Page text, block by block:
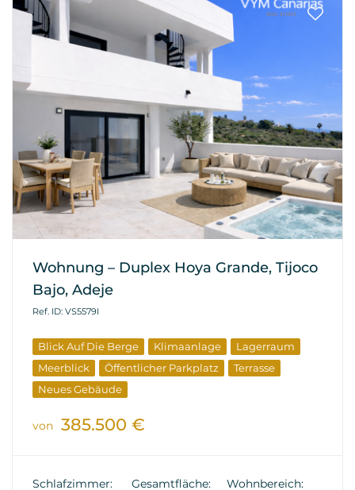
Wohnung – Duplex Hoya Grande, Tijoco
Bajo, Adeje
Ref. ID: VS5579I
Blick Auf Die Berge Klimaanlage
Lagerraum
Meerblick
Öffentlicher Parkplatz
Terrasse
Neues Gebäude
von 385.500 €
Schlafzimmer:
Gesamtfläche:
Wohnbereich: